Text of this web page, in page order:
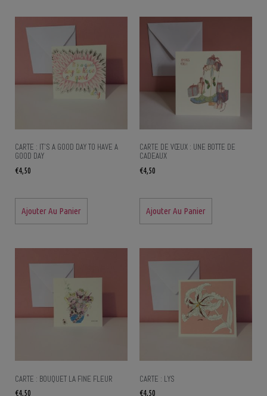
CARTE : IT’S A GOOD DAY TO HAVE A
GOOD DAY
€4,50
Ajouter Au Panier
CARTE DE VŒUX : UNE BOTTE DE
CADEAUX
€4,50
Ajouter Au Panier
CARTE : BOUQUET LA FINE FLEUR
€4,50
CARTE : LYS
€4,50